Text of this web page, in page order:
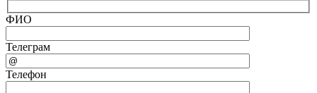
ФИО
Телеграм
Телефон